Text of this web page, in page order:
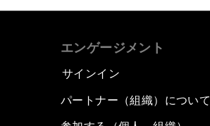
エンゲージメント
サインイン
パートナー（組織）について